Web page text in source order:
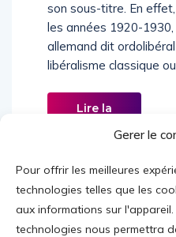
Gerer le
Pour offrir les meilleures
technologies telles que les
aux informations sur
technologies nous permettra
son sous-titre. En effet,
les années 1920-
allemand dit
libéralisme classique
Lire la
1